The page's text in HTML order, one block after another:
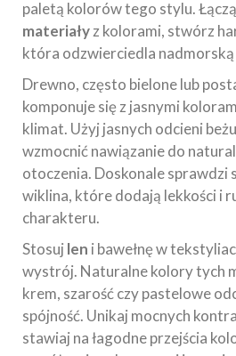
paletą kolorów tego stylu.
materiałyz kolorami, stwórz
która odzwierciedla
Drewno, często bielone lub
komponuje się z jasnymi
klimat. Użyj jasnych odcieni
wzmocnić nawiązanie do
otoczenia. Doskonale sprawdzi
wiklina, które dodają lekkości i
charakteru.
Stosuj len i bawełnę w
wystrój. Naturalne kolory tych
krem, szarość czy pastelowe
spójność. Unikaj mocnych
stawiaj na łagodne przejścia